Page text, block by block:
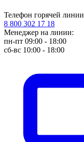
Телефон горячей линии
8 800 302 17 18
Менеджер на линии:
пн-пт 09:00 - 18:00
сб-вс 10:00 - 18:00